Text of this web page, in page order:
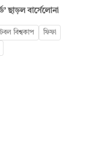
ছাড়ল বার্সেলোনা
বিশ্বকাপ ফিফা